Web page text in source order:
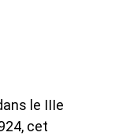
le IIIe
cet